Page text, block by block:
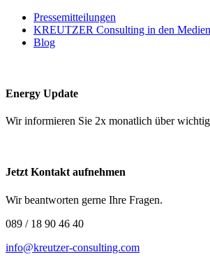
Pressemitteilungen
KREUTZER Consulting in den Medien
Blog
Energy Update
Wir informieren Sie 2x monatlich über
Jetzt Kontakt aufnehmen
Wir beantworten gerne Ihre Fragen.
089 / 18 90 46 40
info@kreutzer-consulting.com